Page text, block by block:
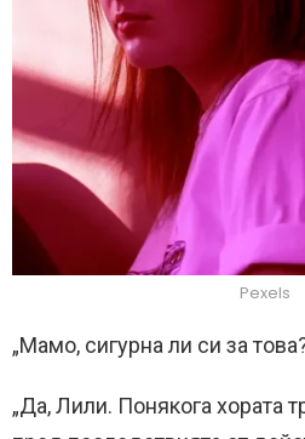
Pexels
„Мамо, сигурна ли си за
„Да, Лили. Понякога хората